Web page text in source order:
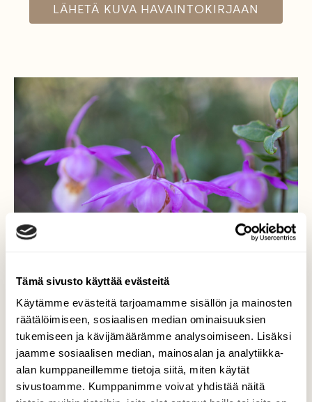
Tämä sivusto käyttää evästeitä
Käytämme evästeitä tarjoamamme sisällön ja mainosten
räätälöimiseen, sosiaalisen median ominaisuuksien
tukemiseen ja kävijämäärämme analysoimiseen. Lisäksi
jaamme sosiaalisen median, mainosalan ja analytiikka-
alan kumppaneillemme tietoja siitä, miten käytät
sivustoamme. Kumppanimme voivat yhdistää näitä
LÄHETÄ KUVA HAVAINTOKIRJAAN
Lisää neidonkenkiä